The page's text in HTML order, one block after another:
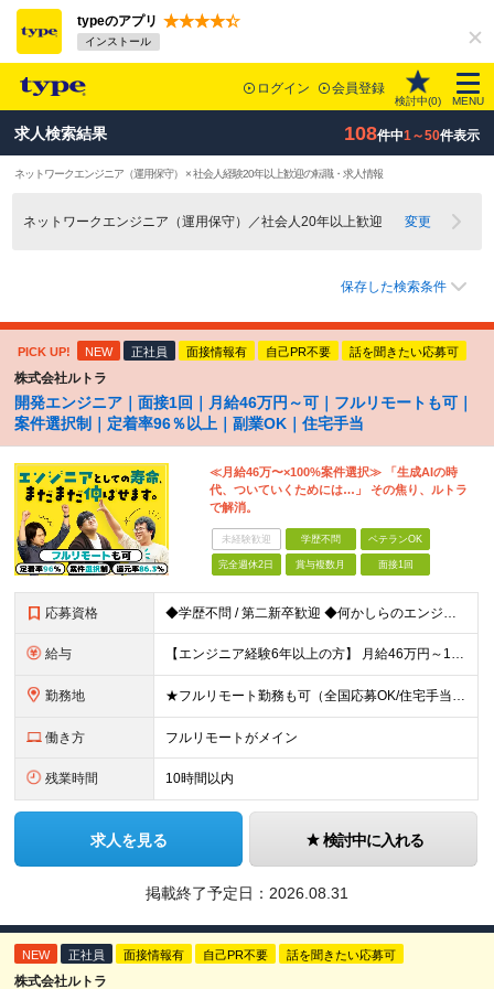
typeのアプリ
インストール
ログイン 会員登録
検討中(0) MENU
求人検索結果 108件中1～50件表示
ネットワークエンジニア（運用保守） × 社会人経験20年以上歓迎の転職・求人情報
ネットワークエンジニア（運用保守）／社会人20年以上歓迎 変更
保存した検索条件
PICK UP! NEW 正社員 面接情報有 自己PR不要 話を聞きたい応募可
株式会社ルトラ
開発エンジニア｜面接1回｜月給46万円～可｜フルリモートも可｜
案件選択制｜定着率96％以上｜副業OK｜住宅手当
≪月給46万〜×100%案件選択≫ 「生成AIの時
代、ついていくためには…」 その焦り、ルトラ
で解消。
未経験歓迎 学歴不問 ベテランOK
完全週休2日 賞与複数月 面接1回
応募資格 ◆学歴不問 / 第二新卒歓迎 ◆何かしらのエンジニア経験をお持ちの方 （言語・期間・フェーズ不問） 経験浅めの方も遠慮なくご応募ください！ ■入社前Q＆A ────── ◎実力に見合った報酬が手に
給与 【エンジニア経験6年以上の方】 月給46万円～100万円（固定残業代含む） ※上記月給には月30時間分の固定残業代（月8万7,400円～月19万円）を含む。超過分は全額支給。 【エンジニア経験4年以
勤務地 ★フルリモート勤務も可（全国応募OK/住宅手当を支給します） ※案件によって常駐が必要になる場合があります。 ※希望がない限り、転勤はありません ※U・Iターン歓迎 ★ルトラの社員は全国各地で活躍中
働き方 フルリモートがメイン
残業時間 10時間以内
求人を見る 検討中に入れる
掲載終了予定日： 2026.08.31
NEW 正社員 面接情報有 自己PR不要 話を聞きたい応募可
株式会社ルトラ